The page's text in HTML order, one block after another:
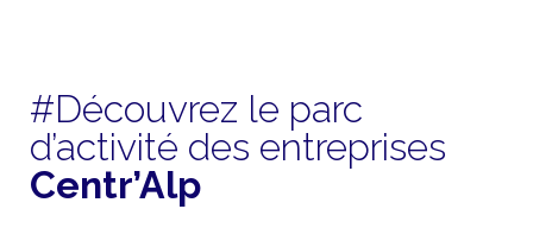
#Découvrez le parc
d’activité des entreprises
Centr’Alp